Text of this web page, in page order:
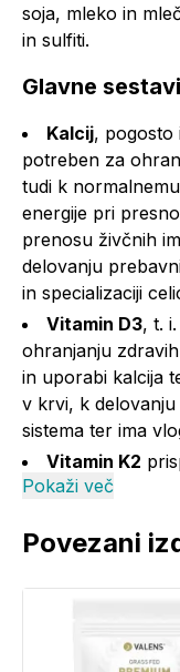
soja, mleko in
in sulfiti.
Glavne
Kalcij, pogosto
potreben za
tudi k
energije pri
prenosu živčnih
delovanju
in specializaciji
Vitamin D3, t.
ohranjanju
in uporabi kalcija
v krvi, k delovanju
sistema ter ima
Vitamin K2
k normalnemu
Uporaba:
Priporoča se, da
Pokaži več
Povezani